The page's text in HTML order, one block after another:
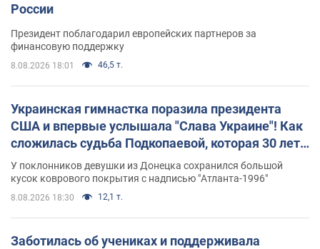
России
Президент поблагодарил европейских партнеров за
финансовую поддержку
8.08.2026 18:01 46,5 т.
Украинская гимнастка поразила президента
США и впервые услышала "Слава Украине"! Как
сложилась судьба Подкопаевой, которая 30 лет
назад завоевала "золото" Олимпиады
У поклонников девушки из Донецка сохранился большой
кусок коврового покрытия с надписью "Атланта-1996"
8.08.2026 18:30 12,1 т.
Заботилась об учениках и поддерживала